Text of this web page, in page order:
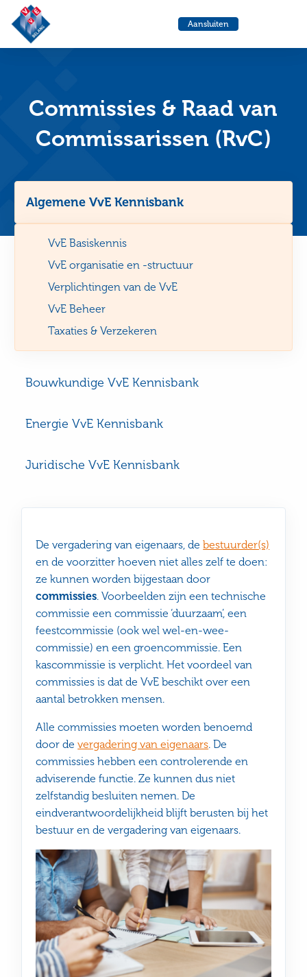
Aansluiten
helpdesk
Commissies & Raad van
Commissarissen (RvC)
Algemene VvE Kennisbank
VvE Basiskennis
VvE organisatie en -structuur
Verplichtingen van de VvE
VvE Beheer
Taxaties & Verzekeren
Bouwkundige VvE Kennisbank
Energie VvE Kennisbank
Juridische VvE Kennisbank
De vergadering van eigenaars, debestuurder(s)
en de voorzitter hoeven niet alles zelf te doen:
ze kunnen worden bijgestaan door
commissies. Voorbeelden zijn een technische
commissie een commissie ‘duurzaam’, een
feestcommissie (ook wel wel-en-wee-
commissie) en een groencommissie. Een
kascommissie is verplicht. Het voordeel van
commissies is dat de VvE beschikt over een
aantal betrokken mensen.
Alle commissies moeten worden benoemd
door devergadering van eigenaars. De
commissies hebben een controlerende en
adviserende functie. Ze kunnen dus niet
zelfstandig besluiten nemen. De
eindverantwoordelijkheid blijft berusten bij het
bestuur en de vergadering van eigenaars.